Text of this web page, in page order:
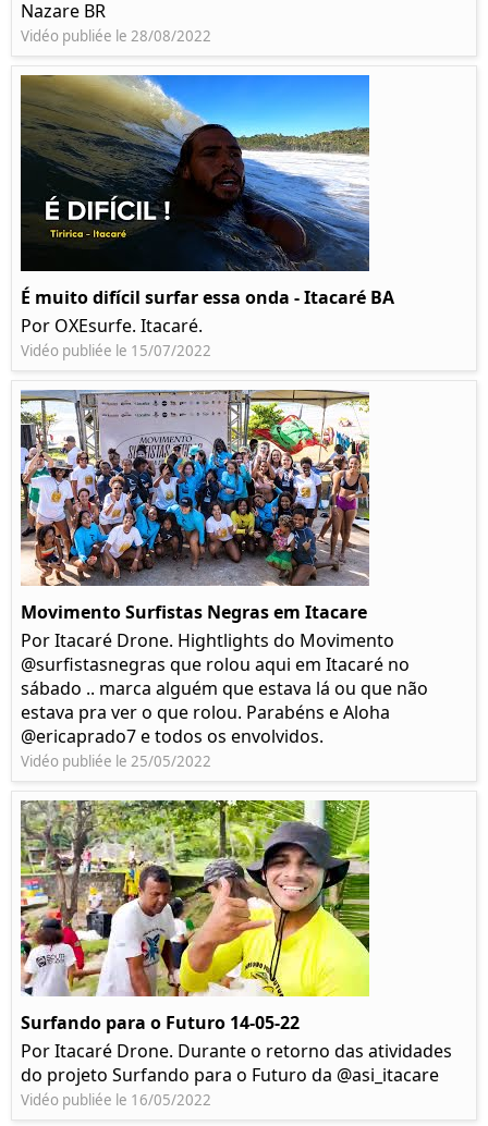
Nazare BR
Vidéo publiée le 28/08/2022
É muito difícil surfar essa onda - Itacaré BA
Por OXEsurfe. Itacaré.
Vidéo publiée le 15/07/2022
Movimento Surfistas Negras em Itacare
Por Itacaré Drone. Hightlights do Movimento
@surfistasnegras que rolou aqui em Itacaré no
sábado .. marca alguém que estava lá ou que não
estava pra ver o que rolou. Parabéns e Aloha
@ericaprado7 e todos os envolvidos.
Vidéo publiée le 25/05/2022
Surfando para o Futuro 14-05-22
Por Itacaré Drone. Durante o retorno das atividades
do projeto Surfando para o Futuro da @asi_itacare
Vidéo publiée le 16/05/2022